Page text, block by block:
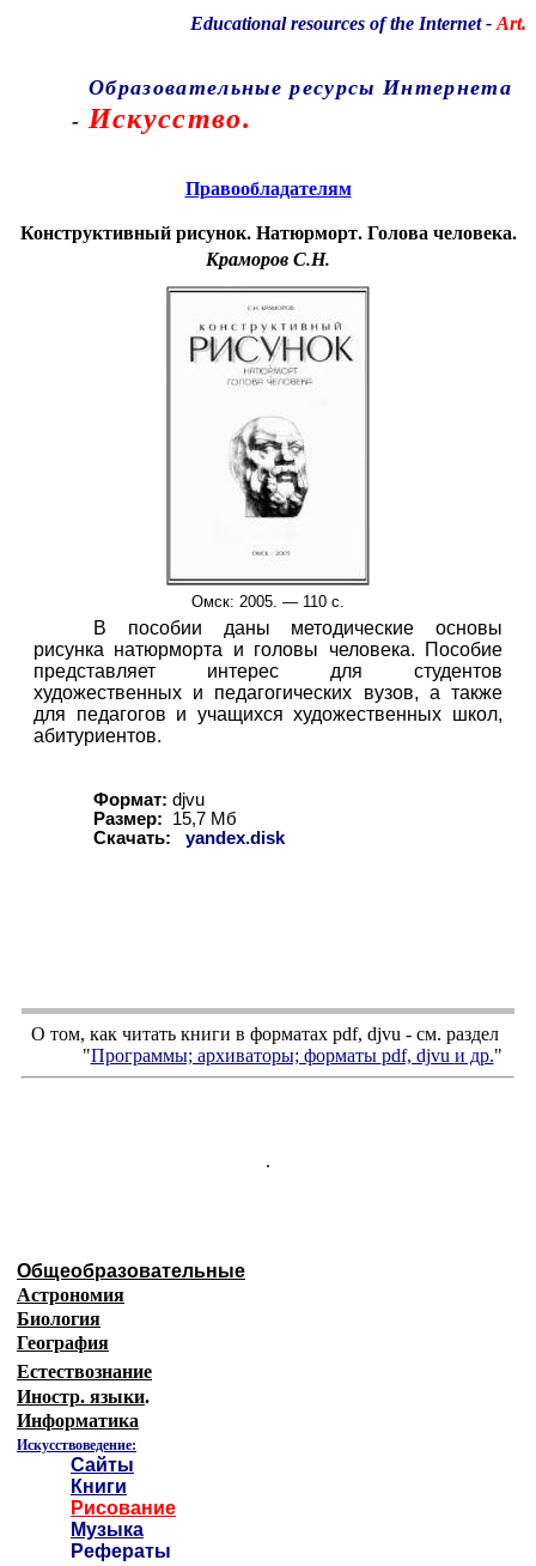
Educational resources of the Internet- Art.
Образовательные ресурсы Интернета
- Искусство.
Правообладателям
Конструктивный рисунок. Натюрморт. Голова человека.
Краморов С.Н.
Омск: 2005. — 110 с.
В пособии даны методические основы
рисунка натюрморта и головы человека. Пособие
представляет интерес для студентов
художественных и педагогических вузов, а также
для педагогов и учащихся художественных школ,
абитуриентов.
Формат: djvu
Размер:
15,7 Мб
Скачать:
yandex.disk
О том, как читать книги в форматах pdf, djvu - см. раздел
"Программы; архиваторы; форматы pdf, djvu и др."
.
Общеобразовательные
Астрономия
Биология
География
Естествознание
Иностр. языки.
Информатика
Искусствоведение:
Сайты
Книги
Рисование
Музыка
Рефераты